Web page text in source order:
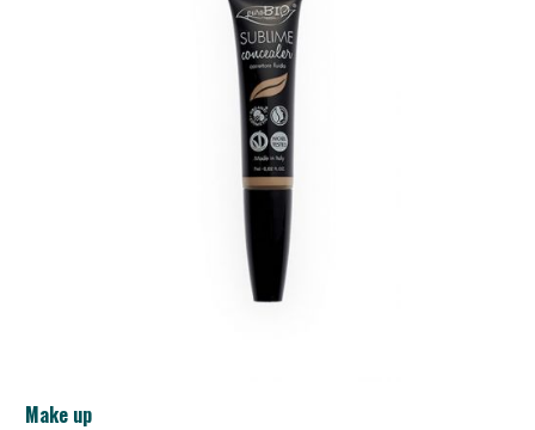
Make up
solo per OGGI!
Salini e Multivitaminici: oggi Sconto extra fino al